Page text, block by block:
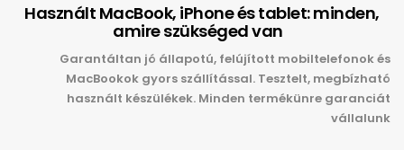
Használt MacBook, iPhone és tablet: minden,
amire szükséged van
Garantáltan jó állapotú, felújított mobiltelefonok és
MacBookok gyors szállítással. Tesztelt, megbízható
használt készülékek. Minden termékünre garanciát
vállalunk